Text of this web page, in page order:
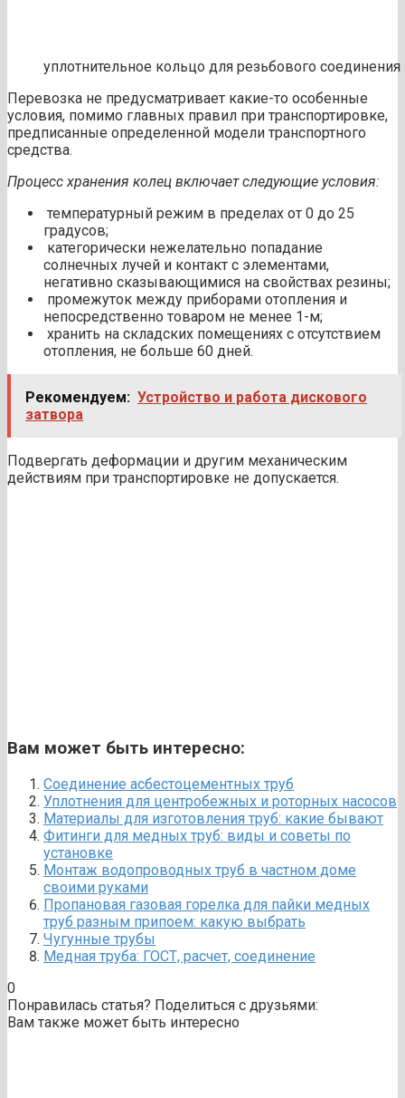
уплотнительное кольцо для резьбового соединения
Перевозка не предусматривает какие-то особенные
условия, помимо главных правил при транспортировке,
предписанные определенной модели транспортного
средства.
Процесс хранения колец включает следующие условия:
температурный режим в пределах от 0 до 25
градусов;
категорически нежелательно попадание
солнечных лучей и контакт с элементами,
негативно сказывающимися на свойствах резины;
промежуток между приборами отопления и
непосредственно товаром не менее 1-м;
хранить на складских помещениях с отсутствием
отопления, не больше 60 дней.
Рекомендуем: Устройство и работа дискового
затвора
Подвергать деформации и другим механическим
действиям при транспортировке не допускается.
Вам может быть интересно:
Соединение асбестоцементных труб
Уплотнения для центробежных и роторных насосов
Материалы для изготовления труб: какие бывают
Фитинги для медных труб: виды и советы по
установке
Монтаж водопроводных труб в частном доме
своими руками
Пропановая газовая горелка для пайки медных
труб разным припоем: какую выбрать
Чугунные трубы
Медная труба: ГОСТ, расчет, соединение
0
Понравилась статья? Поделиться с друзьями:
Вам также может быть интересно